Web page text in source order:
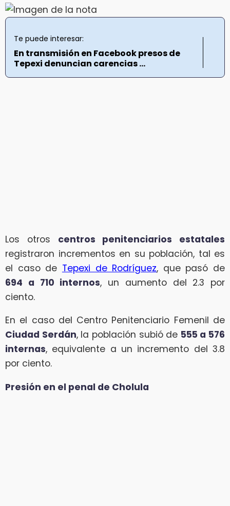
Te puede interesar:
En transmisión en Facebook presos de
Tepexi denuncian carencias ...
Los otros centros penitenciarios estatales
registraron incrementos en su población, tal es
el caso de Tepexi de Rodríguez, que pasó de
694 a 710 internos, un aumento del 2.3 por
ciento.
En el caso del Centro Penitenciario Femenil de
Ciudad Serdán, la población subió de 555 a 576
internas, equivalente a un incremento del 3.8
por ciento.
Presión en el penal de Cholula